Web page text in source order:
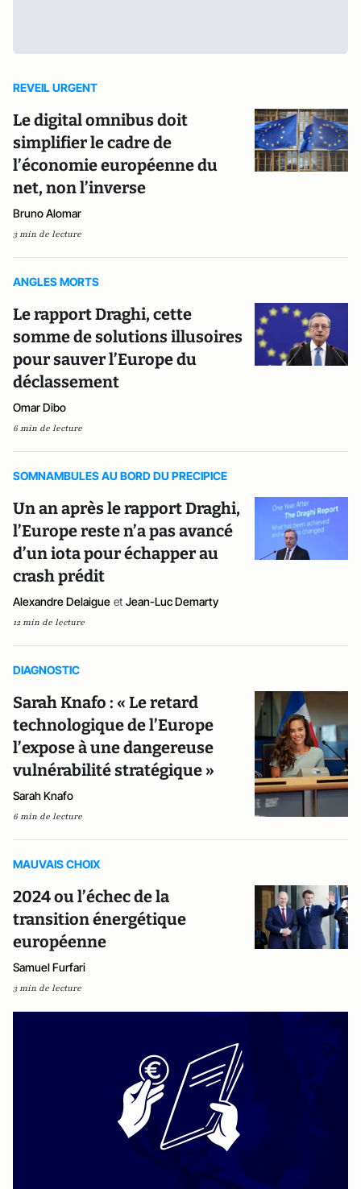
REVEIL URGENT
Le digital omnibus doit
simplifier le cadre de
l’économie européenne du
net, non l’inverse
Bruno Alomar
3 min de lecture
ANGLES MORTS
Le rapport Draghi, cette
somme de solutions illusoires
pour sauver l’Europe du
déclassement
Omar Dibo
6 min de lecture
SOMNAMBULES AU BORD DU PRECIPICE
Un an après le rapport Draghi,
l’Europe reste n’a pas avancé
d’un iota pour échapper au
crash prédit
Alexandre Delaigue et Jean-Luc Demarty
12 min de lecture
DIAGNOSTIC
Sarah Knafo : « Le retard
technologique de l’Europe
l’expose à une dangereuse
vulnérabilité stratégique »
Sarah Knafo
6 min de lecture
MAUVAIS CHOIX
2024 ou l’échec de la
transition énergétique
européenne
Samuel Furfari
3 min de lecture